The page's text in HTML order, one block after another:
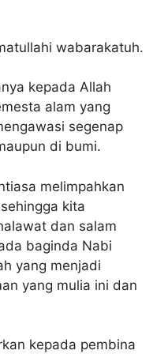
wabarakatuh.
kepada Allah
alam yang
segenap
di bumi.
melimpahkan
kita
dan salam
baginda Nabi
yang menjadi
yang mulia ini dan
kepada pembina